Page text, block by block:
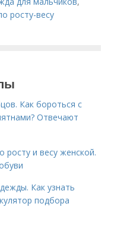
росту-весу
Как бороться с
Отвечают
росту и весу женской.
Как узнать
подбора